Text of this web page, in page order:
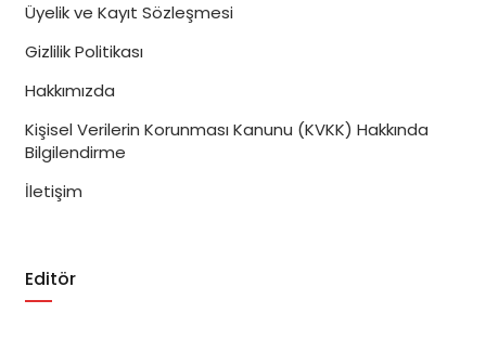
Üyelik ve Kayıt Sözleşmesi
Gizlilik Politikası
Hakkımızda
Kişisel Verilerin Korunması Kanunu (KVKK) Hakkında
Bilgilendirme
İletişim
Editör